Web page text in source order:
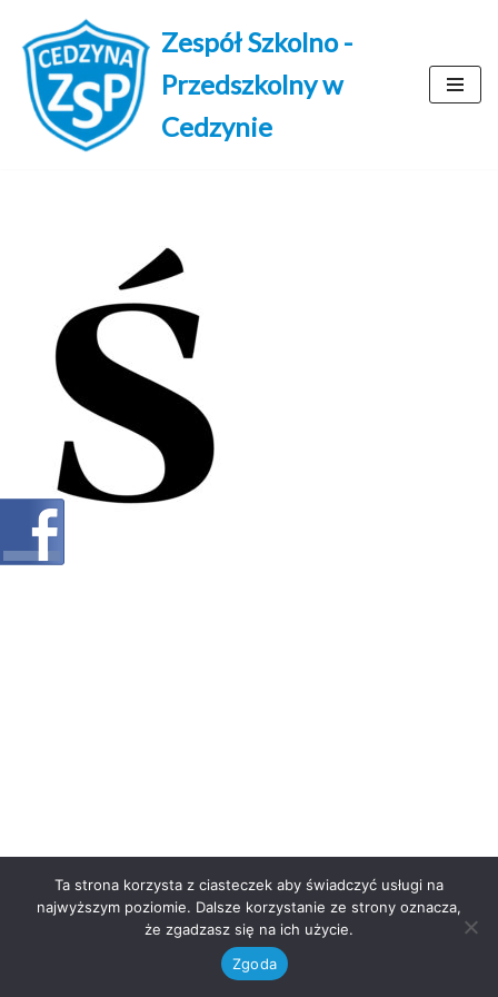
Przejdź
do
treści
Zespół Szkolno -
Przedszkolny w
Cedzynie
| Powered byWordPress
Ta strona korzysta z ciasteczek aby świadczyć usługi na
najwyższym poziomie. Dalsze korzystanie ze strony oznacza,
że zgadzasz się na ich użycie.
Zgoda